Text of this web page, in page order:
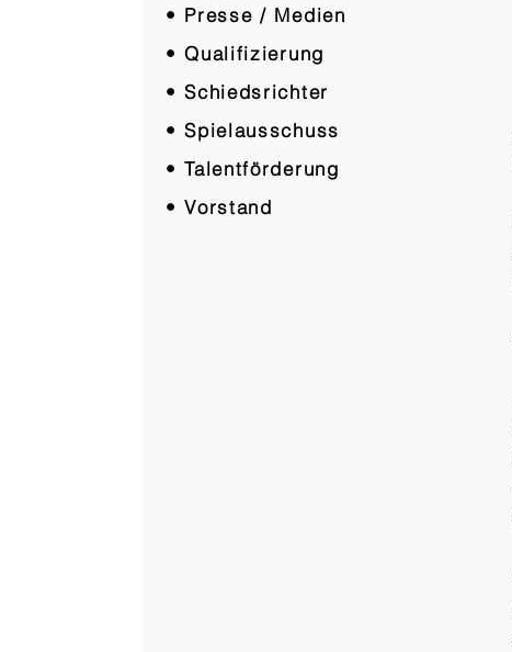
• Presse / Medien
• Qualifizierung
• Schiedsrichter
• Spielausschuss
• Talentförderung
• Vorstand